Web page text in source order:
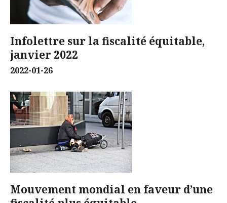
Infolettre sur la fiscalité équitable,
janvier 2022
2022-01-26
Mouvement mondial en faveur d’une